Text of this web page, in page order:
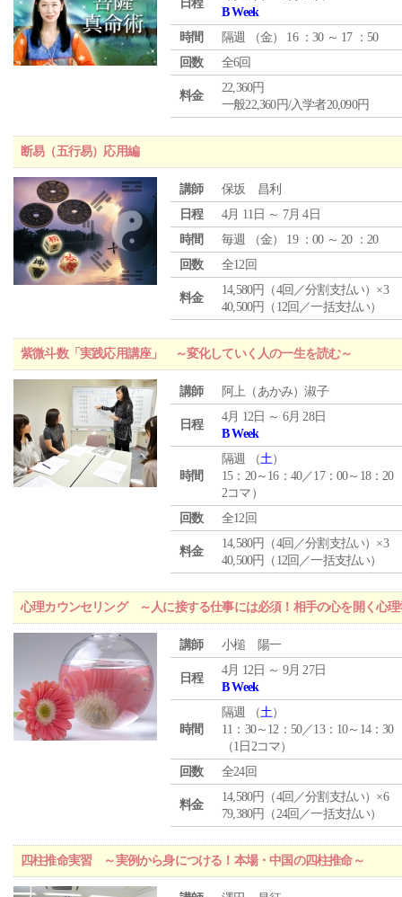
日程
B Week
時間
隔週 （金） 16 ：30 ～ 17 ：50
回数
全6回
料金
22,360円
一般22,360円/入学者20,090円
断易（五行易）応用編
講師
保坂 昌利
日程
4月 11日 ～ 7月 4日
時間
毎週 （金） 19 ：00 ～ 20 ：20
回数
全12回
料金
14,580円（4回／分割支払い）×3
40,500円（12回／一括支払い）
紫微斗数「実践応用講座」 ～変化していく人の一生を読む～
講師 阿上（あかみ）淑子
日程
4月 12日 ～ 6月 28日
B Week
時間
隔週 （土）
15：20～16：40／17：00～18：20
2コマ）
回数
全12回
料金
14,580円（4回／分割支払い）×3
40,500円（12回／一括支払い）
心理カウンセリング ～人に接する仕事には必須！相手の心を開く心理
講師 小槌 陽一
日程
4月 12日 ～ 9月 27日
B Week
時間
隔週 （土）
11：30～12：50／13：10～14：30
（1日2コマ）
回数
全24回
料金
14,580円（4回／分割支払い）×6
79,380円（24回／一括支払い）
四柱推命実習 ～実例から身につける！本場・中国の四柱推命～